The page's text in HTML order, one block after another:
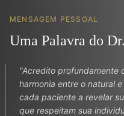
MENSAGEM PESSOAL
Uma Palavra do
"Acredito profundamente
harmonia entre o natural
cada paciente a revelar
que respeitam sua